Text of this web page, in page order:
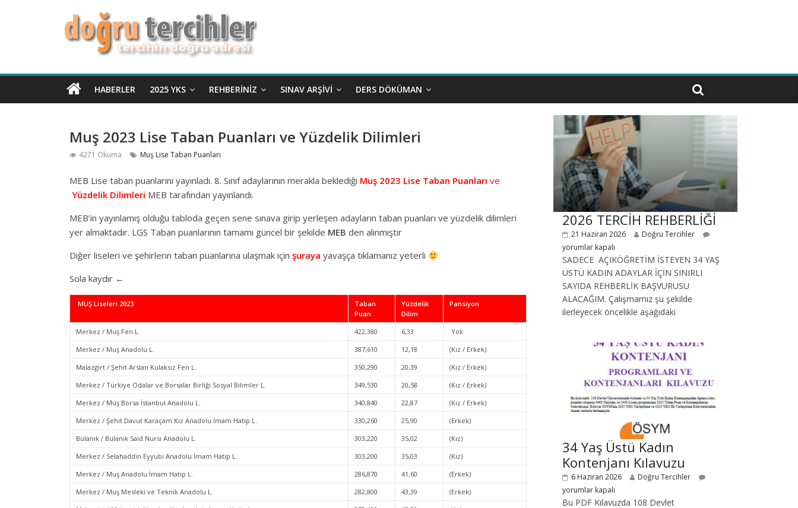
HABERLER 2025 YKS REHBERINIZ SINAV ARŞIVI DERS DÖKÜMAN
Muş 2023 Lise Taban Puanları ve Yüzdelik Dilimleri
4271 Okuma Muş Lise Taban Puanları
MEB Lise taban puanlarını yayınladı. 8. Sınıf adaylarının merakla beklediği Muş 2023 Lise Taban Puanları ve
Yüzdelik Dilimleri MEB tarafından yayınlandı.
MEB’in yayınlamış olduğu tabloda geçen sene sınava girip yerleşen adayların taban puanları ve yüzdelik dilimleri
yer almaktadır. LGS Taban puanlarının tamamı güncel bir şekilde MEB den alınmıştır
Diğer liseleri ve şehirlerin taban puanlarına ulaşmak için şuraya yavaşça tıklamanız yeterli
Sola kaydır ←
MUŞ Liseleri 2023
Taban
Puan
Yüzdelik
Dilim
Pansiyon
Merkez / Muş Fen L. 422,380 6,33
Yok
Merkez / Muş Anadolu L.
387,610 12,18
(Kız / Erkek)
Malazgirt / Şehit Arslan Kulaksız Fen L.
350,290 20,39
(Kız / Erkek)
Merkez / Türkiye Odalar ve Borsalar Birliği Sosyal Bilimler L.
349,530 20,58
(Kız / Erkek)
Merkez / Muş Borsa İstanbul Anadolu L.
340,840 22,87
(Kız / Erkek)
Merkez / Şehit Davut Karaçam Kız Anadolu İmam Hatip L.
330,260 25,90
(Erkek)
Bulanık / Bulanık Said Nursi Anadolu L.
303,220 35,02
(Kız)
Merkez / Selahaddin Eyyubi Anadolu İmam Hatip L.
303,200 35,03
(Kız)
Merkez / Muş Anadolu İmam Hatip L.
286,870 41,60
(Erkek)
Merkez / Muş Mesleki ve Teknik Anadolu L.
282,800 43,39
(Erkek)
2026 TERCİH REHBERLİĞİ
21 Haziran 2026
Doğru Tercihler
yorumlar kapalı
SADECE AÇIKÖĞRETİM İSTEYEN 34 YAŞ
ÜSTÜ KADIN ADAYLAR İÇİN SINIRLI
SAYIDA REHBERLİK BAŞVURUSU
ALACAĞIM. Çalışmamız şu şekilde
ilerleyecek öncelikle aşağıdaki
34 Yaş Üstü Kadın
Kontenjanı Kılavuzu
6 Haziran 2026
Doğru Tercihler
yorumlar kapalı
Bu PDF Kılavuzda 108 Devlet